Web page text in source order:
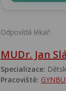
Odpovídá lékař:
MUDr. Jan
Specializace:
Pracoviště: